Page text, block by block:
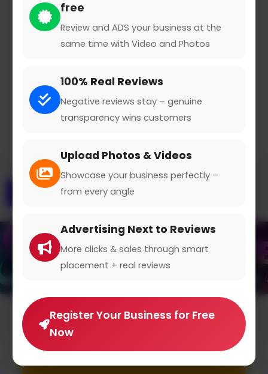
free
Review and ADS your business at the
same time with Video and Photos
100% Real Reviews
Negative reviews stay – genuine
transparency wins customers
Upload Photos & Videos
Showcase your business perfectly –
from every angle
Advertising Next to Reviews
More clicks & sales through smart
placement + real reviews
Register Your Business for Free
Now
Kaminwerkstatt GmbH
Claimed Profile
Overview Gallery
Average Rating